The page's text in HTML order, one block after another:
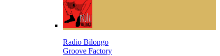
Radio Bilongo
Groove Factory